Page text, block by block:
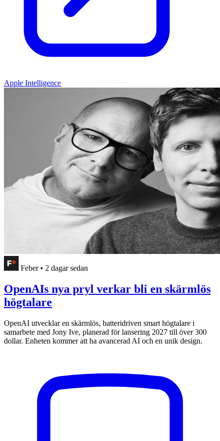
Apple Intelligence
Feber • 2 dagar sedan
OpenAIs nya pryl verkar bli en skärmlös
högtalare
OpenAI utvecklar en skärmlös, batteridriven smart högtalare i
samarbete med Jony Ive, planerad för lansering 2027 till över 300
dollar. Enheten kommer att ha avancerad AI och en unik design.